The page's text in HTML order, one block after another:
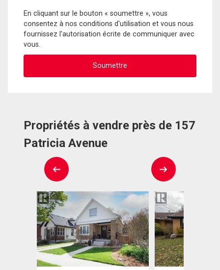
En cliquant sur le bouton « soumettre », vous
consentez à nos conditions d'utilisation et vous nous
fournissez l'autorisation écrite de communiquer avec
vous.
Propriétés à vendre près de 157
Patricia Avenue